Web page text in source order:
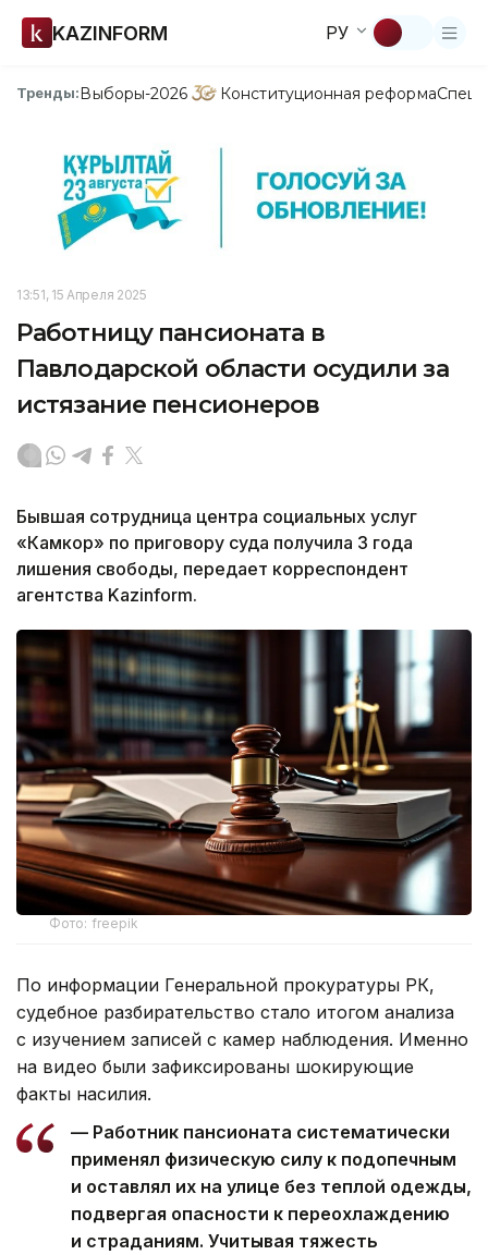
KAZINFORM РУ
Тренды:Выборы-2026 Конституционная реформа
13:51, 15 Апреля 2025
Работницу пансионата в
Павлодарской области осудили за
истязание пенсионеров
Бывшая сотрудница центра социальных услуг
«Камкор» по приговору суда получила 3 года
лишения свободы, передает корреспондент
агентства Kazinform.
Фото: freepik
По информации Генеральной прокуратуры РК,
судебное разбирательство стало итогом анализа
с изучением записей с камер наблюдения. Именно
на видео были зафиксированы шокирующие
факты насилия.
— Работник пансионата систематически
применял физическую силу к подопечным
и оставлял их на улице без теплой одежды,
подвергая опасности к переохлаждению
и страданиям. Учитывая тяжесть